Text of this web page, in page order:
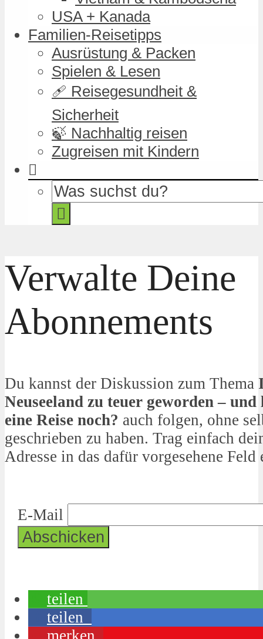
USA + Kanada
Familien-Reisetipps
Ausrüstung & Packen
Spielen & Lesen
🩹 Reisegesundheit &
Sicherheit
🍃 Nachhaltig reisen
Zugreisen mit Kindern
Verwalte Deine
Abonnements
Du kannst der Diskussion zum Thema
Neuseeland zu teuer geworden –
eine Reise noch? auch folgen, ohne
geschrieben zu haben. Trag einfach
Adresse in das dafür vorgesehene Feld
E-Mail
teilen
teilen